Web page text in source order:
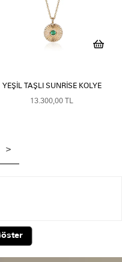
YEŞIL TAŞLI SUNRISE KOLYE
13.300,00 TL
>